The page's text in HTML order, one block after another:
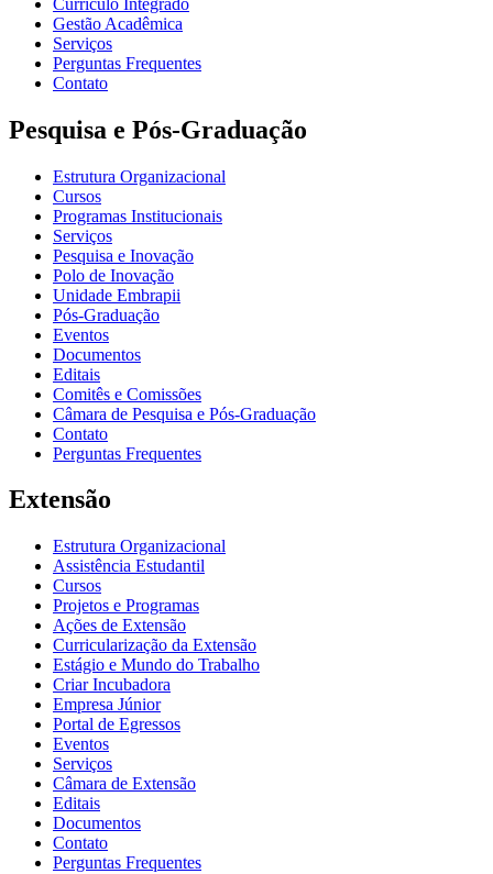
Gestão Acadêmica
Serviços
Perguntas Frequentes
Contato
Pesquisa e Pós-Graduação
Estrutura Organizacional
Cursos
Programas Institucionais
Serviços
Pesquisa e Inovação
Polo de Inovação
Unidade Embrapii
Pós-Graduação
Eventos
Documentos
Editais
Comitês e Comissões
Câmara de Pesquisa e Pós-Graduação
Contato
Perguntas Frequentes
Extensão
Estrutura Organizacional
Assistência Estudantil
Cursos
Projetos e Programas
Ações de Extensão
Curricularização da Extensão
Estágio e Mundo do Trabalho
Criar Incubadora
Empresa Júnior
Portal de Egressos
Eventos
Serviços
Câmara de Extensão
Editais
Documentos
Contato
Perguntas Frequentes